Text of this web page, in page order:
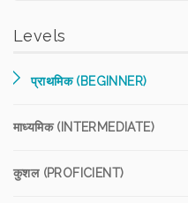
Levels
प्राथमिक (BEGINNER)
माध्यमिक (INTERMEDIATE)
कुशल (PROFICIENT)